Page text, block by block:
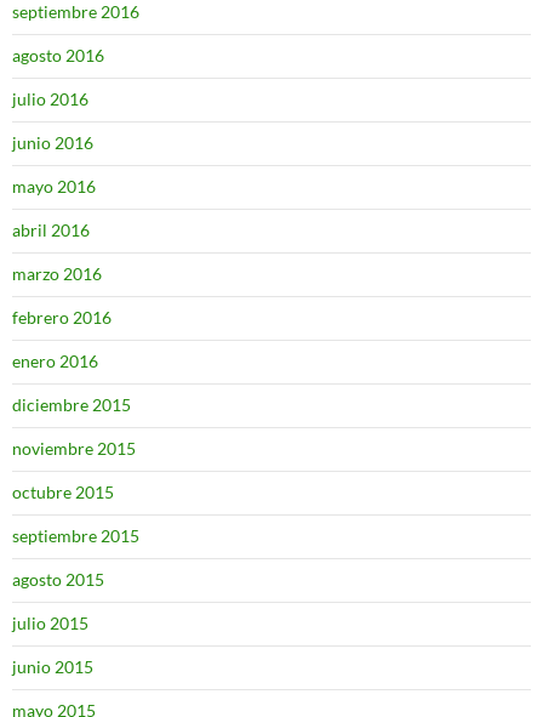
septiembre 2016
agosto 2016
julio 2016
junio 2016
mayo 2016
abril 2016
marzo 2016
febrero 2016
enero 2016
diciembre 2015
noviembre 2015
octubre 2015
septiembre 2015
agosto 2015
julio 2015
junio 2015
mayo 2015